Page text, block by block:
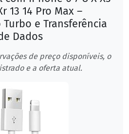
13 14 Pro Max –
e Transferência
Dados
de preço disponíveis, o
e a oferta atual.